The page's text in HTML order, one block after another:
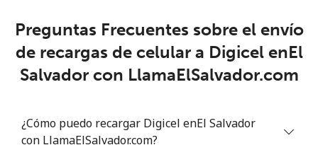
Preguntas Frecuentes sobre el envío
de recargas de celular a Digicel enEl
Salvador con LlamaElSalvador.com
¿Cómo puedo recargar Digicel enEl Salvador
con LlamaElSalvador.com?